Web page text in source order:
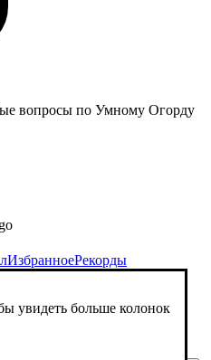
вопросы по Умному Огорду
ИзбранноеРекорды
увидеть больше колонок
Удалить